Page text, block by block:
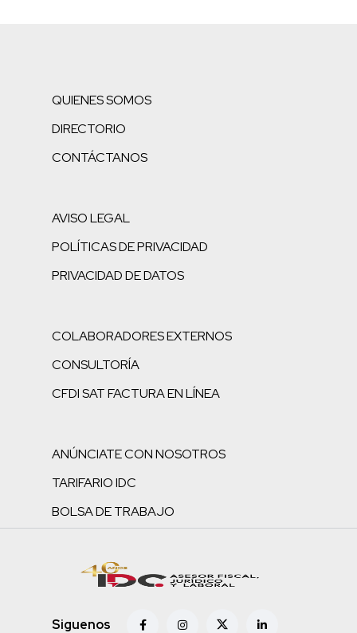
QUIENES SOMOS
DIRECTORIO
CONTÁCTANOS
AVISO LEGAL
POLÍTICAS DE PRIVACIDAD
PRIVACIDAD DE DATOS
COLABORADORES EXTERNOS
CONSULTORÍA
CFDI SAT FACTURA EN LÍNEA
ANÚNCIATE CON NOSOTROS
TARIFARIO IDC
BOLSA DE TRABAJO
Siguenos